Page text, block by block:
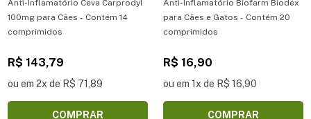
Anti-Inflamatório Ceva Carprodyl
100mg para Cães - Contém 14
comprimidos
R$ 143,79
ou em 2x de R$ 71,89
COMPRAR
Anti-Inflamatório Biofarm Biodex
para Cães e Gatos - Contém 20
comprimidos
R$ 16,90
ou em 1x de R$ 16,90
COMPRAR